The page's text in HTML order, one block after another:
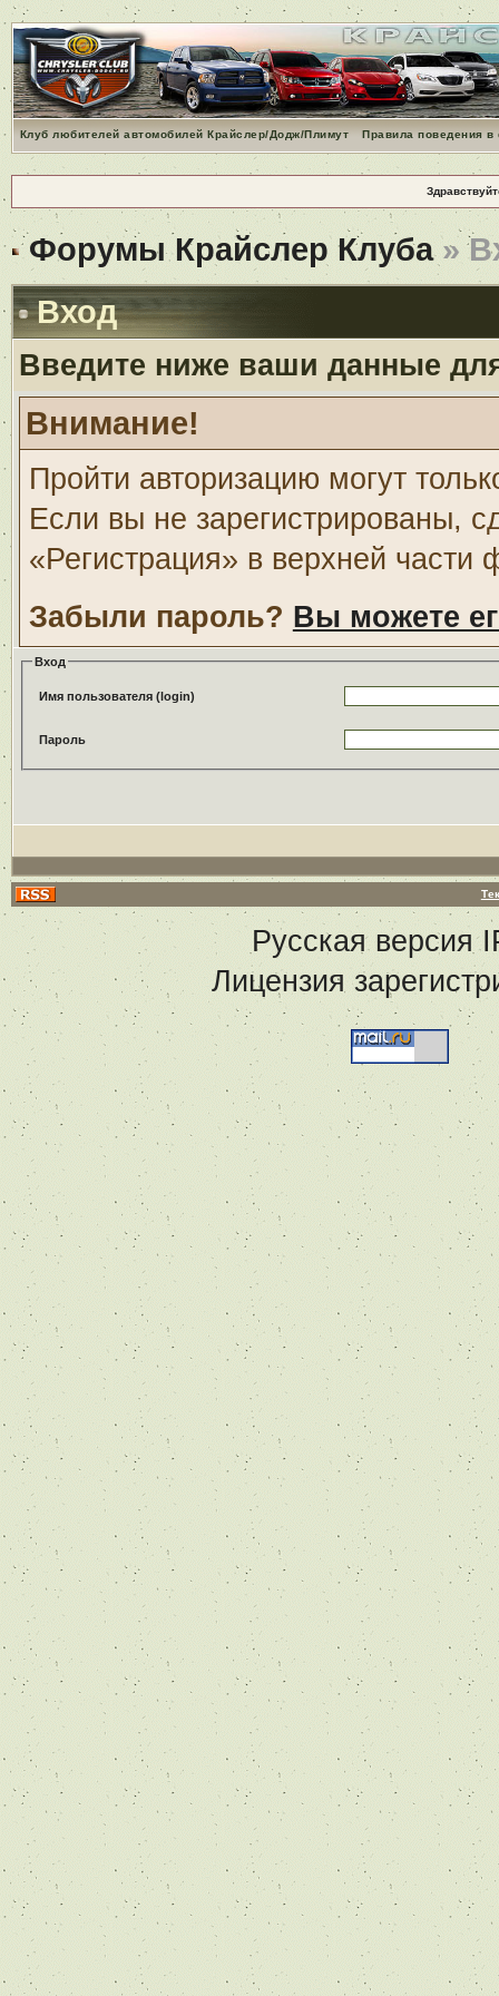
Клуб любителей автомобилей Крайслер/Додж/Плимут Правила поведения
Форумы Крайслер Клуба»
Вход
Введите ниже ваши данные
Внимание!
Пройти авторизацию могут
Если вы не зарегистрированы,
«Регистрация» в верхней части
Забыли пароль? Вы можете
Вход
Имя пользователя (login)
Пароль
Русская версия
Лицензия